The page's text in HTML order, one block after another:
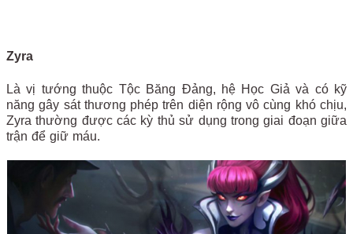
Zyra
Là vị tướng thuộc Tộc Băng Đảng, hệ Học Giả và có kỹ
năng gây sát thương phép trên diện rộng vô cùng khó chịu,
Zyra thường được các kỳ thủ sử dụng trong giai đoạn giữa
trận để giữ máu.